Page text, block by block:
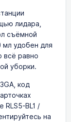
лидара,
съёмной
мл удобен для
всё равно
уборки.
код
RLS5-BL1 /
на